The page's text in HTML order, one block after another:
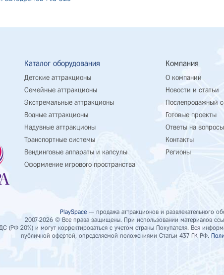
Каталог оборудования
Детские аттракционы
Семейные аттракционы
Экстремальные аттракционы
Водные аттракционы
Надувные аттракционы
Транспортные системы
Вендинговые аппараты и капсулы
Оформление игрового пространства
Компания
О компании
Новости и статьи
Послепродажный
Готовые проекты
Ответы на вопросы
Контакты
Регионы
PlaySpace — продажа аттракционов и развлекательного
2007-2026 © Все права защищены. При использовании материалов
20%) и могут корректироваться с учетом страны Покупателя. Вся
публичной офертой, определяемой положениями Статьи 437 ГК РФ.